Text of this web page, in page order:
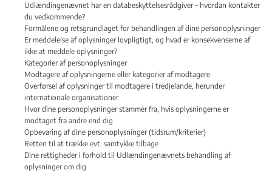
Udlændingenævnet har en databeskyttelsesrådgiver – hvordan kontakter
du vedkommende?
Formålene og retsgrundlaget for behandlingen af dine personoplysninger
Er meddelelse af oplysninger lovpligtigt, og hvad er konsekvenserne af
ikke at meddele oplysninger?
Kategorier af personoplysninger
Modtagere af oplysningerne eller kategorier af modtagere
Overførsel af oplysninger til modtagere i tredjelande, herunder
internationale organisationer
Hvor dine personoplysninger stammer fra, hvis oplysningerne er
modtaget fra andre end dig
Opbevaring af dine personoplysninger (tidsrum/kriterier)
Retten til at trække evt. samtykke tilbage
Dine rettigheder i forhold til Udlændingenævnets behandling af
oplysninger om dig